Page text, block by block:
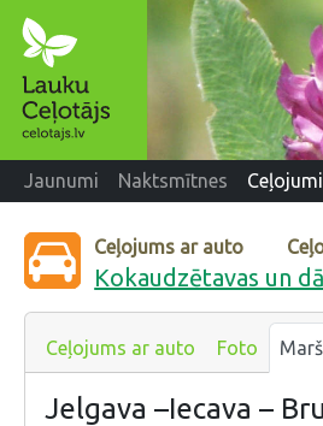
Jaunumi Naktsmītnes Ceļojumi
Ceļojums ar auto
Kokaudzētavas un
Ceļojums ar auto Foto
Jelgava –Iecava –